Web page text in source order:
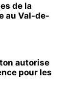
de la
au Val-de-
autorise
pour les